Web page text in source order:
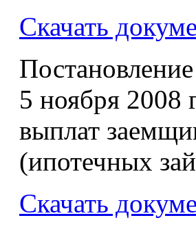
Скачать
5 ноября 2008
выплат
(ипотечных
Скачать